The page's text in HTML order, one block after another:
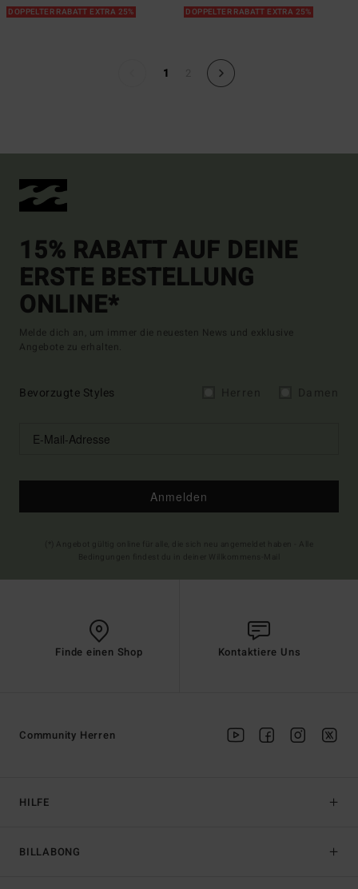
DOPPELTER RABATT EXTRA 25%
DOPPELTER RABATT EXTRA 25%
1
15% RABATT AUF DEINE
ERSTE BESTELLUNG
ONLINE*
Melde dich an, um immer die neuesten News und exklusive
Angebote zu erhalten.
Bevorzugte Styles
Anmelden
Finde einen Shop Kontaktiere Uns
HILFE
BILLABONG
Community Herren